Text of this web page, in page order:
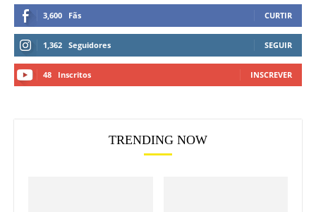
3,600 Fãs CURTIR
1,362 Seguidores SEGUIR
48 Inscritos INSCREVER
TRENDING NOW